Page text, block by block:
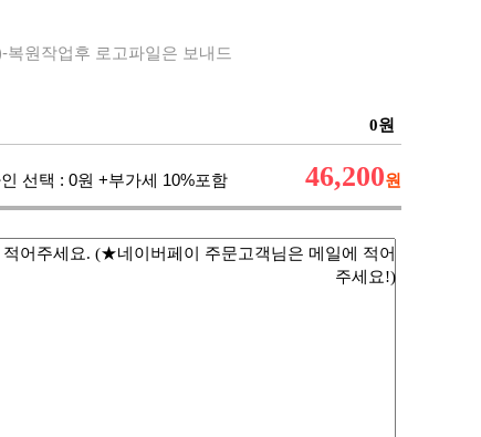
원작업후 로고파일은 보내드
0원
선택 : 0원 +부가세 10%포함 46,200원
어주세요. (★네이버페이 주문고객님은 메일에 적어
주세요!)